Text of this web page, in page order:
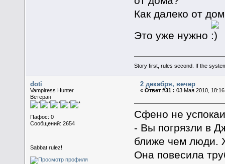
Как далеко от
Это уже нужно
Story first, rules second. If the
doti
Vampiress Hunter
Ветеран
Пафос: 0
Сообщений: 2654
Sabbat rulez!
2 декабря, вечер
«Ответ #31 : 03 Мая 2010,
Сфено не
- Вы погрязли в
ближе чем люди.
Она повесила